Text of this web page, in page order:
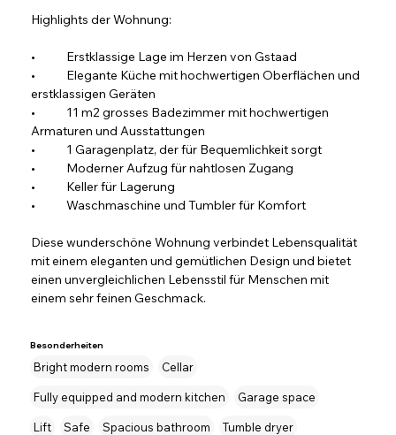
Highlights der Wohnung:
•	Erstklassige Lage im Herzen von Gstaad
•	Elegante Küche mit hochwertigen Oberflächen und
erstklassigen Geräten
•	11 m2 grosses Badezimmer mit hochwertigen
Armaturen und Ausstattungen
•	1 Garagenplatz, der für Bequemlichkeit sorgt
•	Moderner Aufzug für nahtlosen Zugang
•	Keller für Lagerung
•	Waschmaschine und Tumbler für Komfort
Diese wunderschöne Wohnung verbindet Lebensqualität
mit einem eleganten und gemütlichen Design und bietet
einen unvergleichlichen Lebensstil für Menschen mit
einem sehr feinen Geschmack.
Besonderheiten
Bright modern rooms Cellar
Fully equipped and modern kitchen Garage space
Lift Safe Spacious bathroom Tumble dryer